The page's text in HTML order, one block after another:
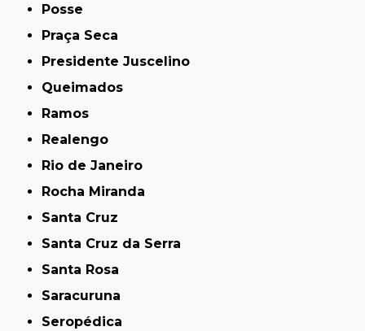
Posse
Praça Seca
Presidente Juscelino
Queimados
Ramos
Realengo
Rio de Janeiro
Rocha Miranda
Santa Cruz
Santa Cruz da Serra
Santa Rosa
Saracuruna
Seropédica